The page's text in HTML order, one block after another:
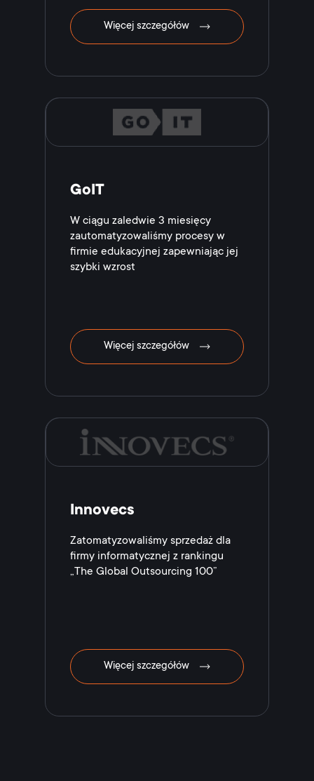
Więcej szczegółów
GoIT
W ciągu zaledwie 3 miesięcy
zautomatyzowaliśmy procesy w
firmie edukacyjnej zapewniając jej
szybki wzrost
Więcej szczegółów
Innovecs
Zatomatyzowaliśmy sprzedaż dla
firmy informatycznej z rankingu
„The Global Outsourcing 100”
Więcej szczegółów